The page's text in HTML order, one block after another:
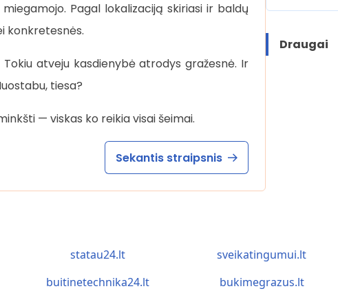
Pagal lokalizaciją skiriasi ir baldų
konkretesnės.
atveju kasdienybė atrodys gražesnė. Ir
tiesa?
— viskas ko reikia visai šeimai.
Sekantis straipsnis
Draugai
statau24.lt sveikatingumui.lt
buitinetechnika24.lt bukimegrazus.lt